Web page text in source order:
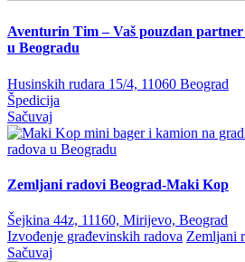
Aventurin Tim – Vaš pouzdan
u Beogradu
Husinskih rudara 15/4, 11060 Beograd
Špedicija
Sačuvaj
Zemljani radovi Beograd-Maki Kop
Šejkina 44z, 11160, Mirijevo, Beograd
Izvođenje građevinskih radova Zemljani
Sačuvaj